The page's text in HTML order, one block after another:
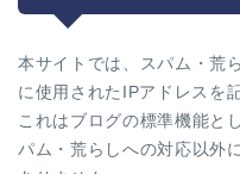
本サイトでは、スパム・荒
に使用されたIPアドレスを
これはブログの標準機能と
パム・荒らしへの対応以外